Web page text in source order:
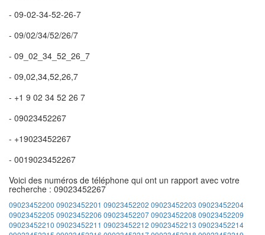
- 09-02-34-52-26-7
- 09/02/34/52/26/7
- 09_02_34_52_26_7
- 09,02,34,52,26,7
- +1 9 02 34 52 26 7
- 09023452267
- +19023452267
- 0019023452267
Voici des numéros de téléphone qui ont un rapport avec votre
recherche : 09023452267
09023452200 09023452201 09023452202 09023452203 09023452204
09023452205 09023452206 0902345220709023452208 09023452209
09023452210 09023452211 09023452212 09023452213 09023452214